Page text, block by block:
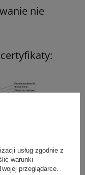
nie
usług zgodnie z
warunki
przeglądarce.